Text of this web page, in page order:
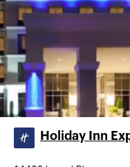
Holiday Inn